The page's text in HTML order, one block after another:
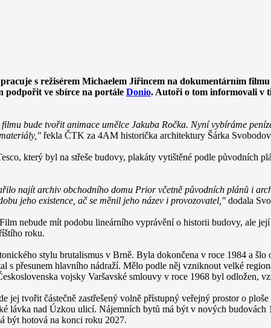
s režisérem Michaelem Jiřincem na dokumentárním
podpořit ve sbírce na portále Donio. Autoři o tom informovali v
bude tvořit animace umělce Jakuba Ročka. Nyní vybíráme
řekla ČTK za 4AM historička architektury Šárka
který byl na střeše budovy, plakáty vytištěné podle původních
najít archiv obchodního domu Prior včetně původních plánů i
jeho existence, ač se měnil jeho název i provozovatel," dodala
nebude mít podobu lineárního vyprávění o historii budovy, ale
roku.
stylu brutalismus v Brně. Byla dokončena v roce 1984 a
s přesunem hlavního nádraží. Mělo podle něj vzniknout velké
vojsky Varšavské smlouvy v roce 1968 byl odložen,
tvořit částečně zastřešený volně přístupný veřejný prostor o ploše
lávka nad Úzkou ulicí. Nájemních bytů má být v nových
být hotová na konci roku 2027.